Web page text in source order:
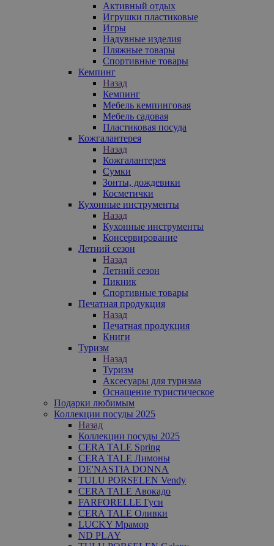
Активный отдых
Игрушки пластиковые
Игры
Надувные изделия
Пляжные товары
Спортивные товары
Кемпинг
Назад
Кемпинг
Мебель кемпинговая
Мебель садовая
Пластиковая посуда
Кожгалантерея
Назад
Кожгалантерея
Сумки
Зонты, дождевики
Косметички
Кухонные инструменты
Назад
Кухонные инструменты
Консервирование
Летний сезон
Назад
Летний сезон
Пикник
Спортивные товары
Печатная продукция
Назад
Печатная продукция
Книги
Туризм
Назад
Туризм
Аксесуары для туризма
Оснащение туристическое
Подарки любимым
Коллекции посуды 2025
Назад
Коллекции посуды 2025
CERA TALE Spring
CERA TALE Лимоны
DE'NASTIA DONNA
TULU PORSELEN Vendy
CERA TALE Авокадо
FARFORELLE Гуси
CERA TALE Оливки
LUCKY Мрамор
ND PLAY